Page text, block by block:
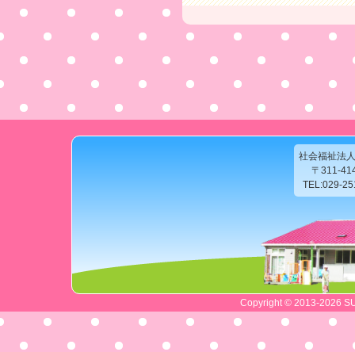
社会福祉法
〒311-
TEL:029-
Copyright © 2013-2026